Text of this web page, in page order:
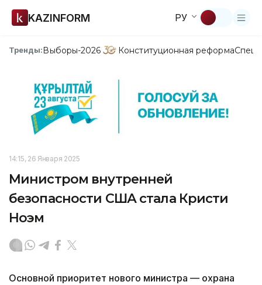
KAZINFORM РУ
Тренды:Выборы-2026 Конституционная реформа
14:15, 26 Января 2025
Министром внутренней
безопасности США стала Кристи
Ноэм
Основной приоритет нового министра — охрана